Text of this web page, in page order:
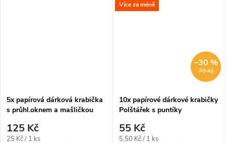
5x papírová dárková krabička
s průhl.oknem a mašličkou
125 Kč
Měrná
25 Kč / 1 ks
Více za méně
79 Kč
–30 %
10x papírové dárkové krabičky
Polštářek s puntíky
55 Kč
Měrná
5,50 Kč / 1 ks